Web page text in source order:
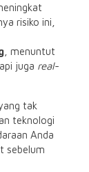
risiko ini,
, menuntut
juga real-
tak
teknologi
Anda
sebelum